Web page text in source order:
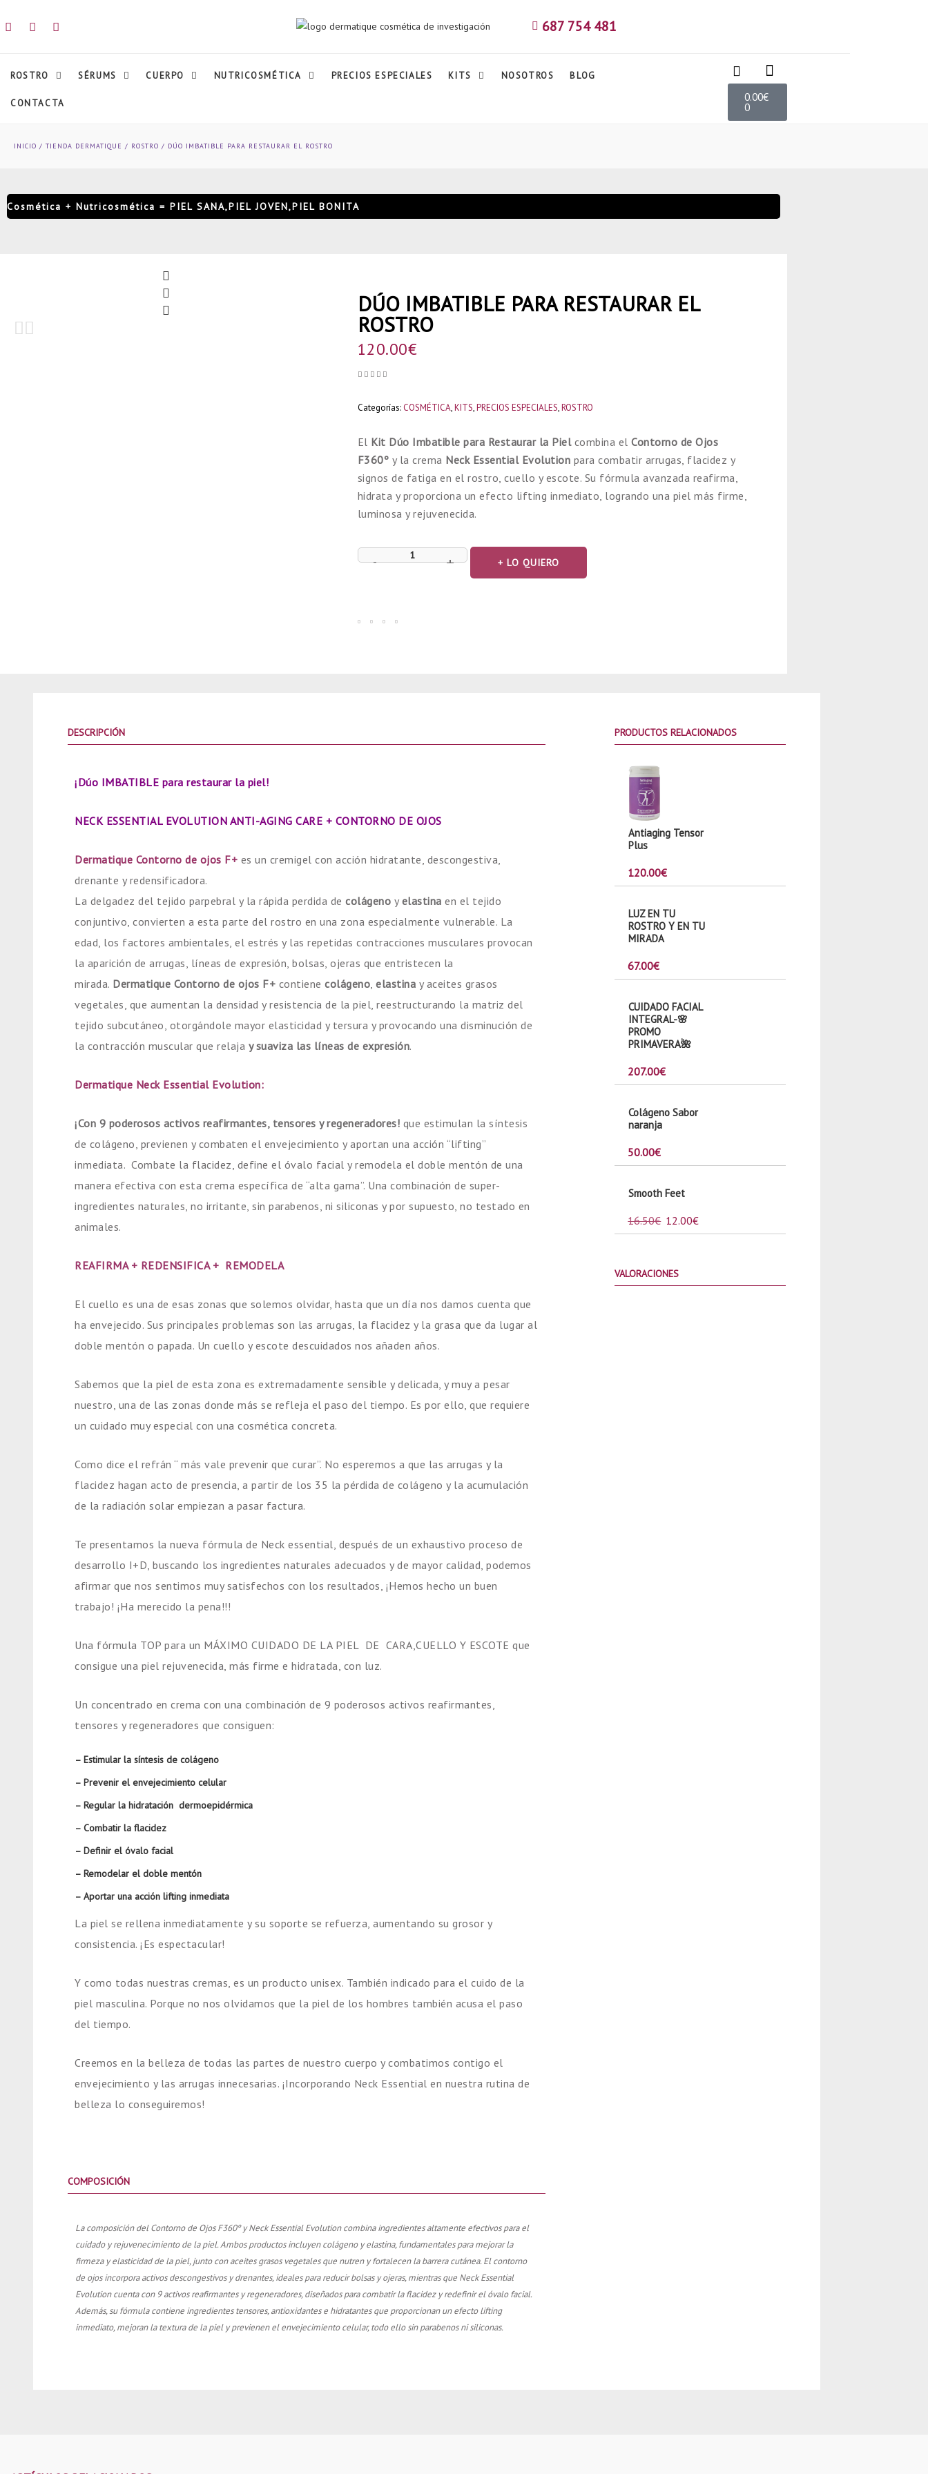
687 754 481
ROSTRO SÉRUMS CUERPO NUTRICOSMÉTICA PRECIOS ESPECIALES KITS NOSOTROS BLOG
CONTACTA 0.00€
0
INICIO / TIENDA DERMATIQUE / ROSTRO / DÚO IMBATIBLE PARA RESTAURAR EL ROSTRO
Cosmética + Nutricosmética = PIEL SANA,PIEL JOVEN,PIEL BONITA
DÚO IMBATIBLE PARA RESTAURAR EL
ROSTRO
120.00€
    
Categorías: COSMÉTICA,KITS,PRECIOS ESPECIALES,ROSTRO
El Kit Dúo Imbatible para Restaurar la Pielcombina elContorno de Ojos
F360º y la crema Neck Essential Evolution para combatir arrugas, flacidez y
signos de fatiga en el rostro, cuello y escote. Su fórmula avanzada reafirma,
hidrata y proporciona un efecto lifting inmediato, logrando una piel más firme,
luminosa y rejuvenecida.
- + + LO QUIERO
DESCRIPCIÓN
¡Dúo IMBATIBLE para restaurar la piel!
NECK ESSENTIAL EVOLUTION ANTI-AGING CARE + CONTORNO DE OJOS
Dermatique Contorno de ojos F+ es un cremigel con acción hidratante, descongestiva,
drenante y redensificadora.
La delgadez del tejido parpebral y la rápida perdida de colágeno y elastina en el tejido
conjuntivo, convierten a esta parte del rostro en una zona especialmente vulnerable. La
edad, los factores ambientales, el estrés y las repetidas contracciones musculares provocan
la aparición de arrugas, líneas de expresión, bolsas, ojeras que entristecen la
mirada. Dermatique Contorno de ojos F+ contiene colágeno elastina y aceites grasos
vegetales, que aumentan la densidad y resistencia de la piel, reestructurando la matriz del
tejido subcutáneo, otorgándole mayor elasticidad y tersura y provocando una disminución de
la contracción muscular que relaja y suaviza las líneas de expresión.
Dermatique Neck Essential Evolution:
¡Con 9 poderosos activos reafirmantes, tensores y regeneradores! que estimulan la síntesis
de colágeno, previenen y combaten el envejecimiento y aportan una acción “lifting”
inmediata. Combate la flacidez, define el óvalo facial y remodela el doble mentón de una
manera efectiva con esta crema específica de “alta gama”. Una combinación de super-
ingredientes naturales, no irritante, sin parabenos, ni siliconas y por supuesto, no testado en
animales.
REAFIRMA + REDENSIFICA + REMODELA
El cuello es una de esas zonas que solemos olvidar, hasta que un día nos damos cuenta que
ha envejecido. Sus principales problemas son las arrugas, la flacidez y la grasa que da lugar al
doble mentón o papada. Un cuello y escote descuidados nos añaden años.
Sabemos que la piel de esta zona es extremadamente sensible y delicada, y muy a pesar
nuestro, una de las zonas donde más se refleja el paso del tiempo. Es por ello, que requiere
un cuidado muy especial con una cosmética concreta.
Como dice el refrán “ más vale prevenir que curar”. No esperemos a que las arrugas y la
flacidez hagan acto de presencia, a partir de los 35 la pérdida de colágeno y la acumulación
de la radiación solar empiezan a pasar factura.
Te presentamos la nueva fórmula de Neck essential, después de un exhaustivo proceso de
desarrollo I+D, buscando los ingredientes naturales adecuados y de mayor calidad, podemos
afirmar que nos sentimos muy satisfechos con los resultados, ¡Hemos hecho un buen
trabajo! ¡Ha merecido la pena!!!
Una fórmula TOP para un MÁXIMO CUIDADO DE LA PIEL DE CARA, CUELLO Y ESCOTE que
consigue una piel rejuvenecida, más firme e hidratada, con luz.
Un concentrado en crema con una combinación de 9 poderosos activos reafirmantes,
tensores y regeneradores que consiguen:
– Estimular la síntesis de colágeno
– Prevenir el envejecimiento celular
– Regular la hidratación dermoepidérmica
– Combatir la flacidez
– Definir el óvalo facial
– Remodelar el doble mentón
– Aportar una acción lifting inmediata
La piel se rellena inmediatamente y su soporte se refuerza, aumentando su grosor y
consistencia. ¡Es espectacular!
Y como todas nuestras cremas, es un producto unisex. También indicado para el cuido de la
piel masculina. Porque no nos olvidamos que la piel de los hombres también acusa el paso
del tiempo.
Creemos en la belleza de todas las partes de nuestro cuerpo y combatimos contigo el
envejecimiento y las arrugas innecesarias. ¡Incorporando Neck Essential en nuestra rutina de
belleza lo conseguiremos!
COMPOSICIÓN
La composición del Contorno de Ojos F360º y Neck Essential Evolution combina ingredientes altamente efectivos para el
cuidado y rejuvenecimiento de la piel. Ambos productos incluyen colágeno y elastina, fundamentales para mejorar la
firmeza y elasticidad de la piel, junto con aceites grasos vegetales que nutren y fortalecen la barrera cutánea. El contorno
de ojos incorpora activos descongestivos y drenantes, ideales para reducir bolsas y ojeras, mientras que Neck Essential
Evolution cuenta con 9 activos reafirmantes y regeneradores, diseñados para combatir la flacidez y redefinir el óvalo facial.
Además, su fórmula contiene ingredientes tensores, antioxidantes e hidratantes que proporcionan un efecto lifting
inmediato, mejoran la textura de la piel y previenen el envejecimiento celular, todo ello sin parabenos ni siliconas.
PRODUCTOS RELACIONADOS
Antiaging Tensor
Plus
120.00€
LUZ EN TU
ROSTRO Y EN TU
MIRADA
67.00€
CUIDADO FACIAL
INTEGRAL-🌸
PROMO
PRIMAVERA🌺
207.00€
Colágeno Sabor
naranja
50.00€
Smooth Feet
16.50€ 12.00€
VALORACIONES